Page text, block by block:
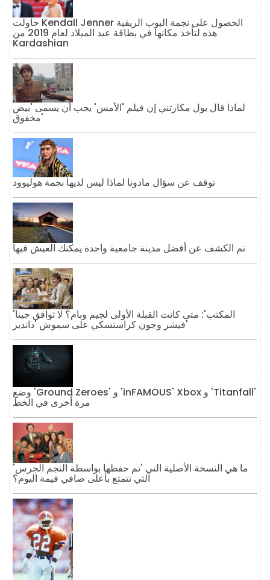
حاولت Kendall Jenner الحصول على نجمة البوب ​​الريفية
هذه لتأخذ مكانها في بطاقة عيد الميلاد لعام 2019 من
Kardashian
لماذا قال بول مكارتني إن فيلم 'الأمس' يجب أن يسمى 'بيض
مخفوق'
توقف عن سؤال مادونا لماذا ليس لديها نجمة هوليوود
تم الكشف عن أفضل مدينة جامعية واحدة يمكنك العيش فيها
'المكتب': متى كانت القبلة الأولى لجيم وبام؟ لا توافق جينا
فيشر وجون كراسنسكي على سموش 'دانديز'
وضع 'Ground Zeroes' و 'inFAMOUS' Xbox و 'Titanfall'
مرة أخرى في الخط
ما هي النسخة الأصلية التي 'تم حفظها بواسطة النجم الجرس'
التي تتمتع بأعلى صافي قيمة اليوم؟